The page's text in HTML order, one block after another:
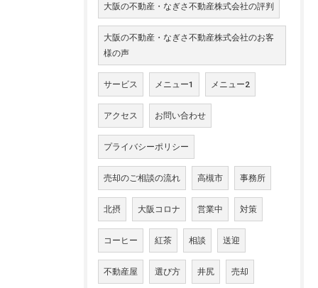
大阪の不動産・なぎさ不動産株式会社の評判
大阪の不動産・なぎさ不動産株式会社のお客
様の声
サービス メニュー1 メニュー2
アクセス お問い合わせ
プライバシーポリシー
売却のご相談の流れ 高槻市 事務所
北摂 大阪コロナ 営業中 対策
コーヒー 紅茶 相談 送迎
不動産屋 選び方 井尻 売却